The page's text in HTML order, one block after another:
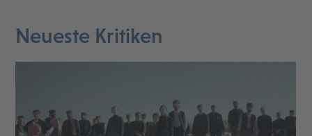
Neueste Kritiken